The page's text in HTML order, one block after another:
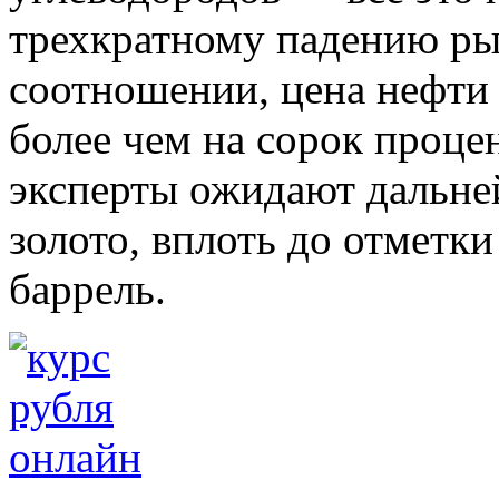
трехкратному падению
соотношении, цена
более чем на сорок
эксперты ожидают
золото, вплоть до
баррель.